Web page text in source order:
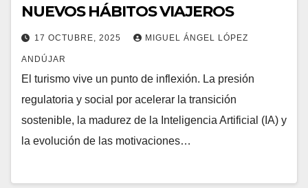
NUEVOS HÁBITOS VIAJEROS
17 OCTUBRE, 2025 MIGUEL ÁNGEL LÓPEZ
ANDÚJAR
El turismo vive un punto de inflexión. La presión
regulatoria y social por acelerar la transición
sostenible, la madurez de la Inteligencia Artificial (IA) y
la evolución de las motivaciones…